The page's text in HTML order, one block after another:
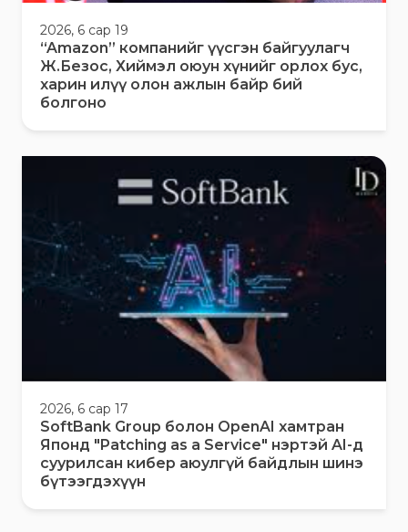
2026, 6 сар 19
“Amazon” компанийг үүсгэн байгуулагч
Ж.Безос, Хиймэл оюун хүнийг орлох бус,
харин илүү олон ажлын байр бий
болгоно
2026, 6 сар 17
SoftBank Group болон OpenAI хамтран
Японд "Patching as a Service" нэртэй AI-д
суурилсан кибер аюулгүй байдлын шинэ
бүтээгдэхүүн